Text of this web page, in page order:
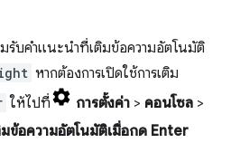
รับคำแนะนำที่เติมข้อความอัตโนมัติ
หากต้องการเปิดใช้การเติม
ให้ไปที่ การตั้งค่า > คอนโซล >
ข้อความอัตโนมัติเมื่อกด Enter